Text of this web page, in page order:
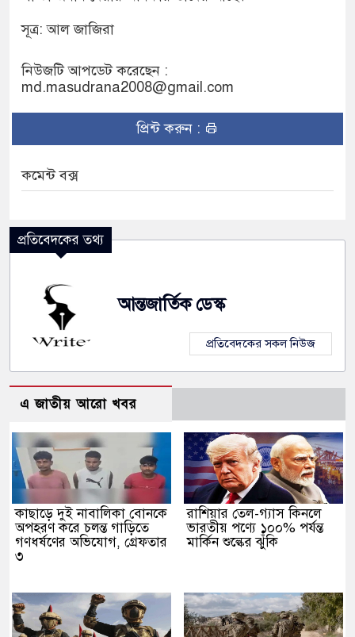
সূত্র: আল জাজিরা
নিউজটি আপডেট করেছেন :
md.masudrana2008@gmail.com
প্রিন্ট করুন :
কমেন্ট বক্স
প্রতিবেদকের তথ্য
আন্তজার্তিক ডেস্ক
প্রতিবেদকের সকল নিউজ
এ জাতীয় আরো খবর
কাছাড়ে দুই নাবালিকা বোনকে
অপহরণ করে চলন্ত গাড়িতে
গণধর্ষণের অভিযোগ, গ্রেফতার
৩
রাশিয়ার তেল-গ্যাস কিনলে
ভারতীয় পণ্যে ১০০% পর্যন্ত
মার্কিন শুল্কের ঝুঁকি